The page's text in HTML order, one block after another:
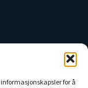
for å